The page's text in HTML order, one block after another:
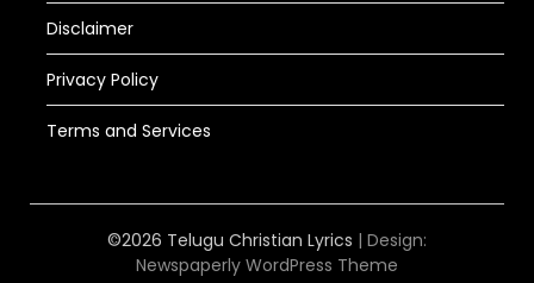
Disclaimer
Privacy Policy
Terms and Services
©2026 Telugu Christian Lyrics | Design:
Newspaperly WordPress Theme